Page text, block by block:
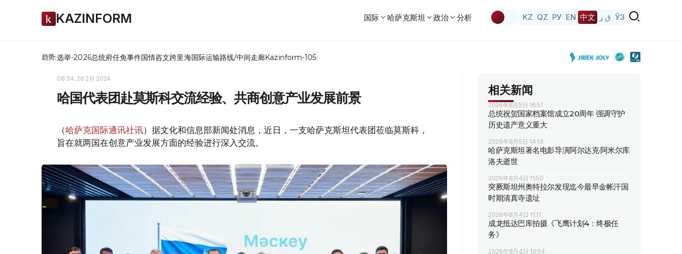
KAZINFORM 国际 哈萨克斯坦 政治 分析 KZ QZ РУ EN 中文 ق ز ЎЗ
趋势:选举-2026总统府任免事件国情咨文跨里海国际运输路线/中间走廊Kazinform-105
08:34, 26 2月 2024
哈国代表团赴莫斯科交流经验、共商创意产业发展前景
（哈萨克国际通讯社讯）据文化和信息部新闻处消息，近日，一支哈萨克斯坦代表团莅临莫斯科，
旨在就两国在创意产业发展方面的经验进行深入交流。
相关新闻
2026年8月5日 16:51
总统祝贺国家档案馆成立20周年 强调守护
历史遗产意义重大
2026年8月5日 14:13
哈萨克斯坦著名电影导演阿尔达克·阿米尔库
洛夫逝世
2026年8月4日 11:50
突厥斯坦州奥特拉尔发现迄今最早金帐汗国
时期清真寺遗址
2026年8月4日 11:11
成龙抵达巴库拍摄《飞鹰计划4：终极任
务》
2026年8月4日 10:54